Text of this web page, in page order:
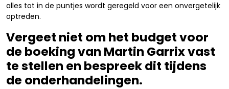
alles tot in de puntjes wordt geregeld voor een onvergetelijk
optreden.
Vergeet niet om het budget voor
de boeking van Martin Garrix vast
te stellen en bespreek dit tijdens
de onderhandelingen.